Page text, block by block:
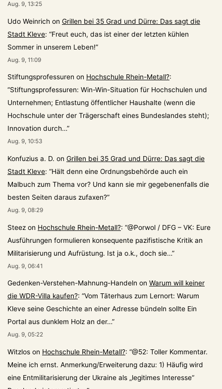
Aug. 9, 13:25
Udo Weinrich on Grillen bei 35 Grad und Dürre: Das sagt die
Stadt Kleve: “Freut euch, das ist einer der letzten kühlen
Sommer in unserem Leben!”
Aug. 9, 11:09
Stiftungsprofessuren on Hochschule Rhein-Metall?:
“Stiftungsprofessuren: Win-Win-Situation für Hochschulen und
Unternehmen; Entlastung öffentlicher Haushalte (wenn die
Hochschule unter der Trägerschaft eines Bundeslandes steht);
Innovation durch…”
Aug. 9, 10:53
Konfuzius a. D. on Grillen bei 35 Grad und Dürre: Das sagt die
Stadt Kleve: “Hält denn eine Ordnungsbehörde auch ein
Malbuch zum Thema vor? Und kann sie mir gegebenenfalls die
besten Seiten daraus zufaxen?”
Aug. 9, 08:29
Steez on Hochschule Rhein-Metall?: “@Porwol / DFG – VK: Eure
Ausführungen formulieren konsequente pazifistische Kritik an
Militarisierung und Aufrüstung. Ist ja o.k., doch sie…”
Aug. 9, 06:41
Gedenken-Verstehen-Mahnung-Handeln on Warum will keiner
die WDR-Villa kaufen?: “Vom Täterhaus zum Lernort: Warum
Kleve seine Geschichte an einer Adresse bündeln sollte Ein
Portal aus dunklem Holz an der…”
Aug. 9, 05:22
Witzlos on Hochschule Rhein-Metall?: “@52: Toller Kommentar.
Meine ich ernst. Anmerkung/Erweiterung dazu: 1) Häufig wird
eine Entmilitarisierung der Ukraine als „legitimes Interesse“